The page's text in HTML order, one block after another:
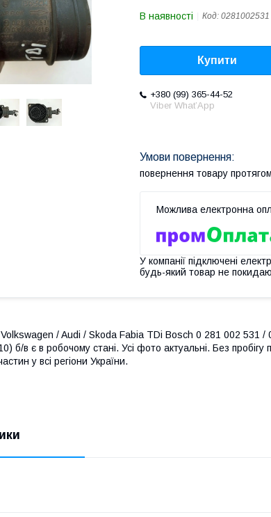
В наявності Код: 0281002531
Купити
+380 (99) 365-44-52
Viber What’App
повернення товару
У компанії підключені
будь-який товар не
Volkswagen / Audi / Skoda Fabia TDi Bosch 0 281 002 531
б/в є в робочому стані. Усі фото актуальні. Без
у всі регіони України.